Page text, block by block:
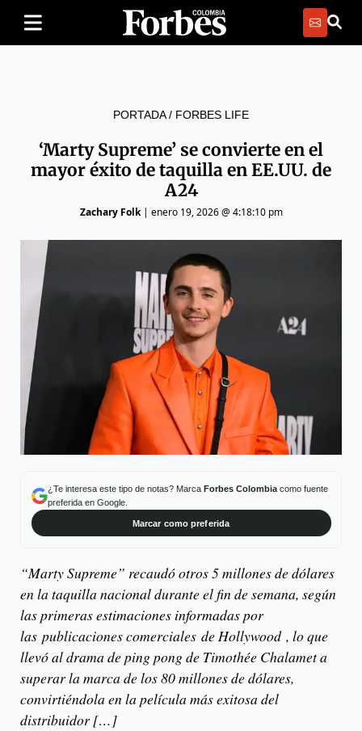
PORTADA/ FORBES LIFE
‘Marty Supreme’ se convierte en el
mayor éxito de taquilla en EE.UU. de
A24
Zachary Folk| enero 19, 2026 @ 4:18:10 pm
¿Te interesa este tipo de notas? Marca Forbes Colombiacomo fuente
preferida en Google.
Marcar como preferida
“Marty Supreme” recaudó otros 5 millones de dólares
en la taquilla nacional durante el fin de semana, según
las primeras estimaciones informadas por
las publicaciones comerciales de Hollywood , lo que
llevó al drama de ping pong de Timothée Chalamet a
superar la marca de los 80 millones de dólares,
convirtiéndola en la película más exitosa del
distribuidor […]